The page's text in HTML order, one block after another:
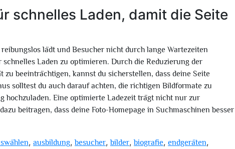
schnelles Laden, damit die Seite
lädt und Besucher nicht durch lange Wartezeiten
Laden zu optimieren. Durch die Reduzierung der
zu beeinträchtigen, kannst du sicherstellen, dass deine Seite
solltest du auch darauf achten, die richtigen Bildformate zu
hochzuladen. Eine optimierte Ladezeit trägt nicht nur zur
beitragen, dass deine Foto-Homepage in Suchmaschinen besser
, ausbildung,besucher,bilder,biografie, endgeräten,